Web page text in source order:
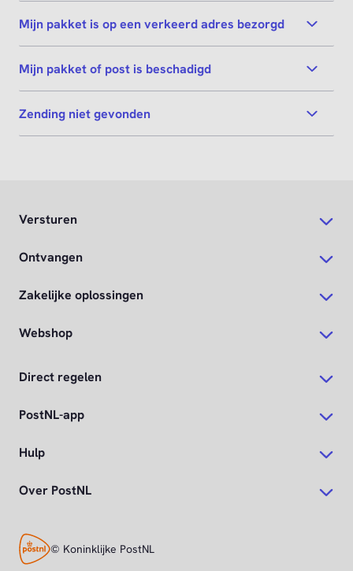
Mijn pakket is op een verkeerd adres bezorgd
Mijn pakket of post is beschadigd
Zending niet gevonden
Versturen
Ontvangen
Zakelijke oplossingen
Webshop
Direct regelen
PostNL-app
Hulp
Over PostNL
© Koninklijke PostNL